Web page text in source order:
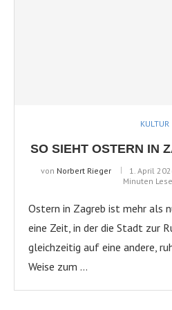
KULTUR
SO SIEHT OSTERN IN
von Norbert Rieger 1. April
Minuten
Ostern in Zagreb ist mehr als
eine Zeit, in der die Stadt zur
gleichzeitig auf eine andere,
Weise zum …